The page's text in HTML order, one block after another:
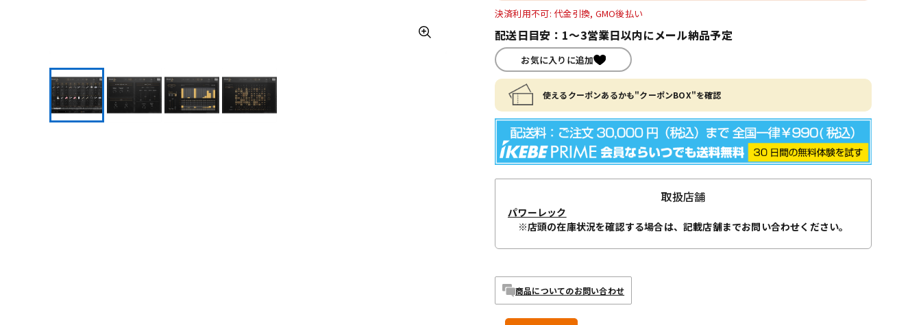
決済利用不可: 代金引換, GMO後払い
配送日目安：1～3営業日以内にメール納品予定
お気に入りに追加
使えるクーポンあるかも"クーポンBOX"を確認
取扱店舗
パワーレック
※店頭の在庫状況を確認する場合は、記載店舗までお問い合わせください。
商品についてのお問い合わせ